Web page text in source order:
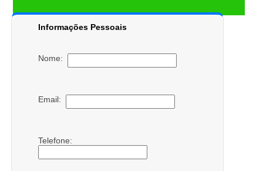
Informações Pessoais
Nome:
Email:
Telefone: